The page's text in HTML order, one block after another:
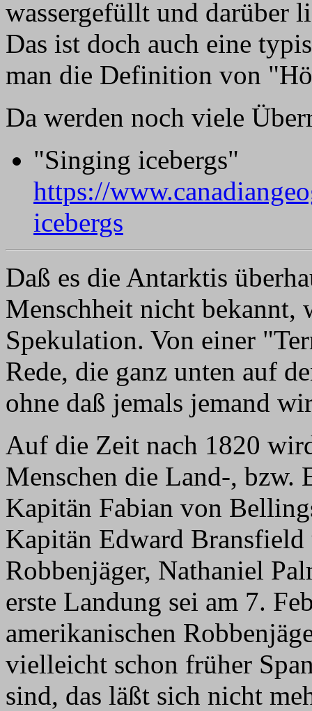
wassergefüllt und darüber
Das ist doch auch eine
man die Definition von
Da werden noch viele
"Singing icebergs"
https://
icebergs
Daß es die Antarktis
Menschheit nicht bekannt,
Spekulation. Von einer
Rede, die ganz unten auf
ohne daß jemals jemand
Auf die Zeit nach 1820
Menschen die Land-, bzw.
Kapitän Fabian von
Kapitän Edward
Robbenjäger, Nathaniel
erste Landung sei am 7.
amerikanischen
vielleicht schon früher
sind, das läßt sich nicht